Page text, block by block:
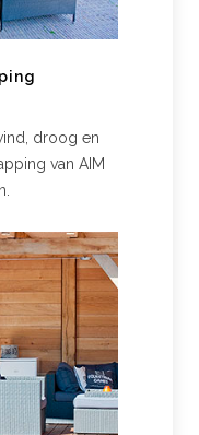
droog en
van AIM